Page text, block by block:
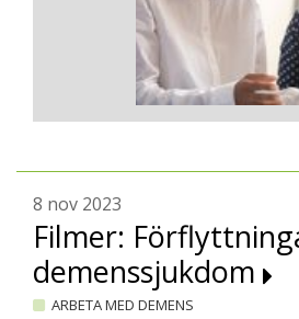
8 nov 2023
Filmer:
demenssjukdom
ARBETA MED DEMENS